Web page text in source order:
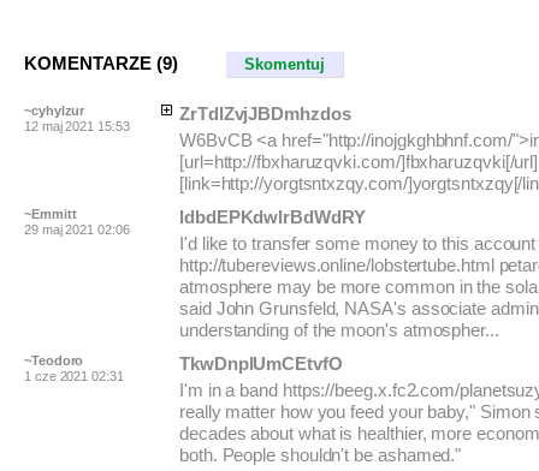
KOMENTARZE (9) Skomentuj
~cyhylzur
12 maj 2021 15:53
ZrTdlZvjJBDmhzdos
W6BvCB <a href="http://inojgkghbhnf.com/
[url=http://fbxharuzqvki.com/]fbxharuzqvki[/
[link=http://yorgtsntxzqy.com/]yorgtsntxzqy[/
~Emmitt
29 maj 2021 02:06
ldbdEPKdwlrBdWdRY
I'd like to transfer some money to this account
http://tubereviews.online/lobstertube.html
atmosphere may be more common in the
said John Grunsfeld, NASA's associate
understanding of the moon's atmospher...
~Teodoro
1 cze 2021 02:31
TkwDnplUmCEtvfO
I'm in a band https://beeg.x.fc2.com/
really matter how you feed your baby," Simon
decades about what is healthier, more
both. People shouldn't be ashamed."